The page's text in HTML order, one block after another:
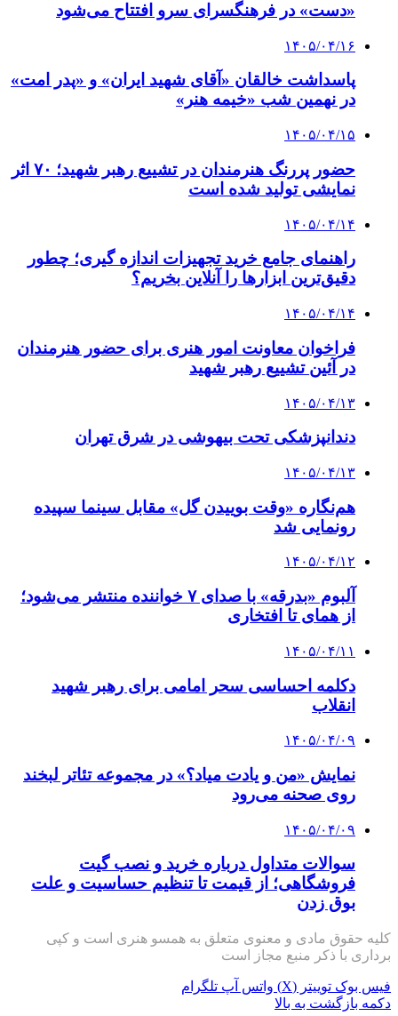
«دست» در فرهنگسرای سرو افتتاح می‌شود
۱۴۰۵/۰۴/۱۶
پاسداشت خالقان «آقای شهید ایران» و «پدر امت»
در نهمین شب «خیمه هنر»
۱۴۰۵/۰۴/۱۵
حضور پررنگ هنرمندان در تشییع رهبر شهید؛ ۷۰ اثر
نمایشی تولید شده است
۱۴۰۵/۰۴/۱۴
راهنمای جامع خرید تجهیزات اندازه گیری؛ چطور
دقیق‌ترین ابزارها را آنلاین بخریم؟
۱۴۰۵/۰۴/۱۴
فراخوان معاونت امور هنری برای حضور هنرمندان
در آئین تشییع رهبر شهید
۱۴۰۵/۰۴/۱۳
دندانپزشکی تحت بیهوشی در شرق تهران
۱۴۰۵/۰۴/۱۳
هم‌نگاره «وقت بوییدن گل» مقابل سینما سپیده
رونمایی شد
۱۴۰۵/۰۴/۱۲
آلبوم «بدرقه» با صدای ۷ خواننده منتشر می‌شود؛
از همای تا افتخاری
۱۴۰۵/۰۴/۱۱
دکلمه‌ احساسی سحر امامی برای رهبر شهید
انقلاب
۱۴۰۵/۰۴/۰۹
نمایش «من و یادت میاد؟» در مجموعه تئاتر لبخند
روی صحنه می‌رود
۱۴۰۵/۰۴/۰۹
سوالات متداول درباره خرید و نصب گیت
فروشگاهی؛ از قیمت تا تنظیم حساسیت و علت
بوق زدن
کلیه حقوق مادی و معنوی متعلق به همسو هنری است و کپی
برداری با ذکر منبع مجاز است
فیس بوک توییتر (X) واتس آپ تلگرام
دکمه بازگشت به بالا